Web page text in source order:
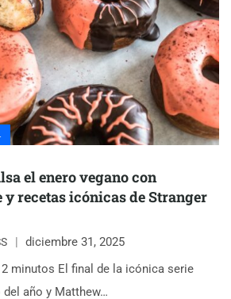
el enero vegano con
recetas icónicas de Stranger
diciembre 31, 2025
minutos El final de la icónica serie
año y Matthew…